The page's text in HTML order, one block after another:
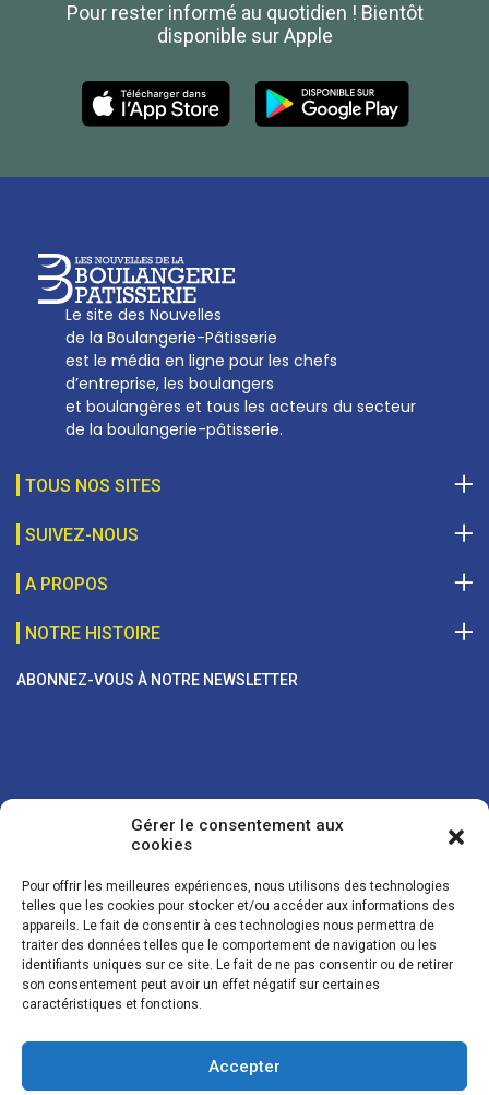
Gérer le consentement aux
cookies
Pour offrir les meilleures expériences, nous utilisons des technologies
telles que les cookies pour stocker et/ou accéder aux informations des
appareils. Le fait de consentir à ces technologies nous permettra de
traiter des données telles que le comportement de navigation ou les
identifiants uniques sur ce site. Le fait de ne pas consentir ou de retirer
son consentement peut avoir un effet négatif sur certaines
caractéristiques et fonctions.
Accepter
Pour rester informé au quotidien ! Bientôt
disponible sur Apple
Le site des Nouvelles
de la Boulangerie-Pâtisserie
est le média en ligne pour les chefs
d’entreprise, les boulangers
et boulangères et tous les acteurs du secteur
de la boulangerie-pâtisserie.
TOUS NOS SITES
Boulanger de France
SUIVEZ-NOUS
A PROPOS
Les Nouvelles de la Boulangerie-Pâtisserie Française
27, av d’Eylau - 75782 Paris Cédex 16
01 53 70 16 25
NOTRE HISTOIRE
ABONNEZ-VOUS À NOTRE NEWSLETTER
Vos coordonnées sont uniquement utilisées pour vous envoyer des
lettres d'information sur nos activités. Vous pouvez à tout moment
utiliser le lien de désinscription figurant dans la lettre d'information.
© LES NOUVELLES DE LA BOULANGERIE - Tous droits réservés - Réalisation :
Josh Digital